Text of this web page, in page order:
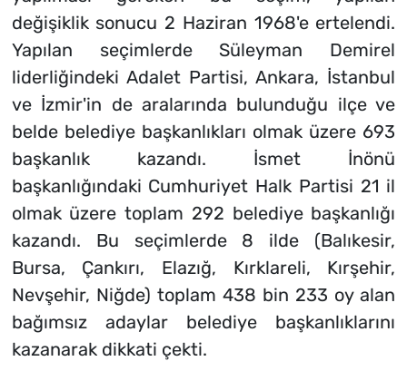
değişiklik sonucu 2 Haziran 1968'e ertelendi.
Yapılan seçimlerde Süleyman Demirel
liderliğindeki Adalet Partisi, Ankara, İstanbul
ve İzmir'in de aralarında bulunduğu ilçe ve
belde belediye başkanlıkları olmak üzere 693
başkanlık kazandı. İsmet İnönü
başkanlığındaki Cumhuriyet Halk Partisi 21 il
olmak üzere toplam 292 belediye başkanlığı
kazandı. Bu seçimlerde 8 ilde (Balıkesir,
Bursa, Çankırı, Elazığ, Kırklareli, Kırşehir,
Nevşehir, Niğde) toplam 438 bin 233 oy alan
bağımsız adaylar belediye başkanlıklarını
kazanarak dikkati çekti.